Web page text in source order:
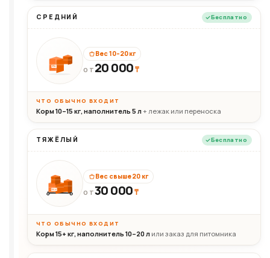
СРЕДНИЙ Бесплатно
20кг
Вес 10–20 кг
ОТ 20 000₸
ЧТО ОБЫЧНО ВХОДИТ
Корм 10–15 кг, наполнитель 5 л+ лежак или переноска
ТЯЖЁЛЫЙ Бесплатно
30+кг
Вес свыше 20 кг
ОТ30 000₸
ЧТО ОБЫЧНО ВХОДИТ
Корм 15+ кг, наполнитель 10–20 л или заказ для питомника